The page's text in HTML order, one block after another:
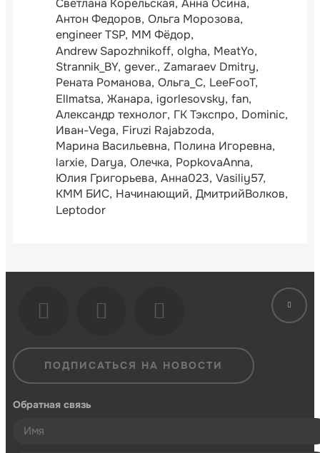
Светлана Корельская Анна Осина
Антон Федоров Ольга Морозова
engineer TSP ММ Фёдор
Andrew Sapozhnikoff olgha MeatYo
Strannik_BY gever. Zamaraev Dmitry
Рената Романова Ольга_С LeeFooT
Ellmatsa Жанара igorlesovsky fan
Александр технолог ГК Тэкспро Dominic
Иван-Vega Firuzi Rajabzoda
Марина Васильевна Полина Игоревна
larxie Darya Олечка PopkovaAnna
Юлия Григорьева Анна023 Vasiliy57
КММ БИС Начинающий ДмитрийВолков
Leptodor
ПОДПИСАТЬСЯ НА НОВОСТИ
Обратная связь